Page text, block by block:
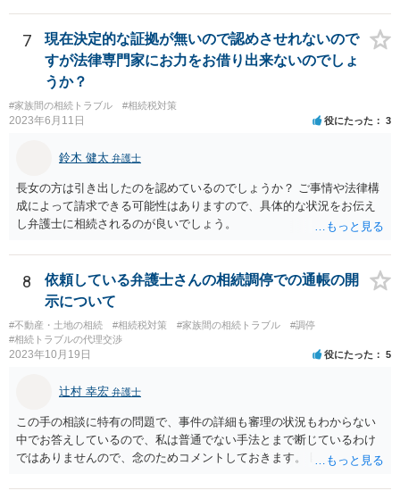
7
現在決定的な証拠が無いので認めさせれないので
すが法律専門家にお力をお借り出来ないのでしょ
うか？
#家族間の相続トラブル #相続税対策
2023年6月11日 役にたった 3
鈴木 健太 弁護士
長女の方は引き出したのを認めているのでしょうか？ ご事情や法律構
成によって請求できる可能性はありますので、具体的な状況をお伝え
し弁護士に相続されるのが良いでしょう。
8
依頼している弁護士さんの相続調停での通帳の開
示について
#不動産・土地の相続 #相続税対策 #家族間の相続トラブル
#調停
#相続トラブルの代理交渉
2023年10月19日 役にたった 5
辻村 幸宏 弁護士
この手の相談に特有の問題で、事件の詳細も審理の状況もわからない
中でお答えしているので、私は普通でない手法とまで断じているわけ
ではありませんので、念のためコメントしておきます。 匿名の弁護士
のではないかという視点もありますし、その場合には結局出さなけれ